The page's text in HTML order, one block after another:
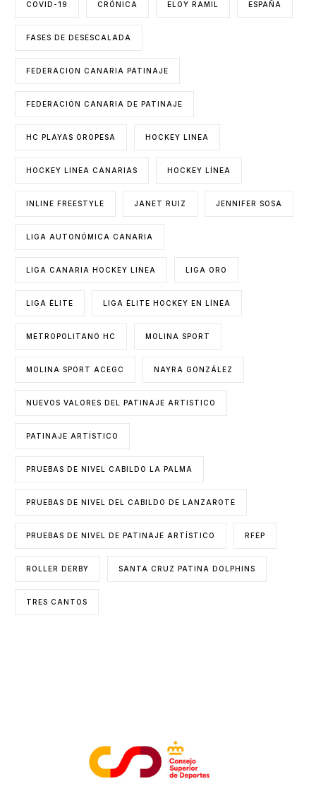
COVID-19 CRÓNICA ELOY RAMIL ESPAÑA
FASES DE DESESCALADA
FEDERACION CANARIA PATINAJE
FEDERACIÓN CANARIA DE PATINAJE
HC PLAYAS OROPESA HOCKEY LINEA
HOCKEY LINEA CANARIAS HOCKEY LÍNEA
INLINE FREESTYLE JANET RUIZ JENNIFER SOSA
LIGA AUTONÓMICA CANARIA
LIGA CANARIA HOCKEY LINEA LIGA ORO
LIGA ÉLITE LIGA ÉLITE HOCKEY EN LÍNEA
METROPOLITANO HC MOLINA SPORT
MOLINA SPORT ACEGC NAYRA GONZÁLEZ
NUEVOS VALORES DEL PATINAJE ARTISTICO
PATINAJE ARTÍSTICO
PRUEBAS DE NIVEL CABILDO LA PALMA
PRUEBAS DE NIVEL DEL CABILDO DE LANZAROTE
PRUEBAS DE NIVEL DE PATINAJE ARTÍSTICO RFEP
ROLLER DERBY SANTA CRUZ PATINA DOLPHINS
TRES CANTOS